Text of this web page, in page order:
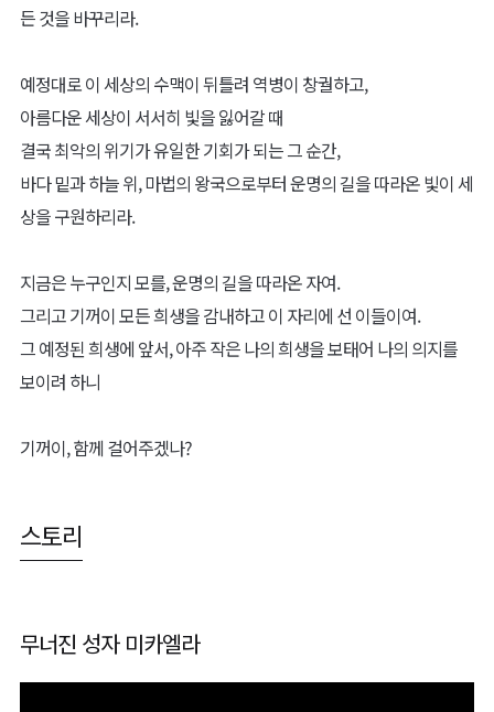
든 것을 바꾸리라.
예정대로 이 세상의 수맥이 뒤틀려 역병이 창궐하고,
아름다운 세상이 서서히 빛을 잃어갈 때
결국 최악의 위기가 유일한 기회가 되는 그 순간,
바다 밑과 하늘 위, 마법의 왕국으로부터 운명의 길을 따라온 빛이 세
상을 구원하리라.
지금은 누구인지 모를, 운명의 길을 따라온 자여.
그리고 기꺼이 모든 희생을 감내하고 이 자리에 선 이들이여.
그 예정된 희생에 앞서, 아주 작은 나의 희생을 보태어 나의 의지를
보이려 하니
기꺼이, 함께 걸어주겠나?
스토리
무너진 성자 미카엘라